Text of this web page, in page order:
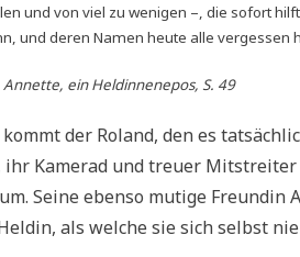
und von viel zu wenigen –, die sofort
und deren Namen heute alle vergessen
Annette, ein Heldinnenepos, S. 49
der Roland, den es
ihr Kamerad und treuer
Seine ebenso mutige
als welche sie sich selbst